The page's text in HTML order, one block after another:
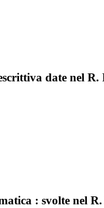
date nel
: svolte nel